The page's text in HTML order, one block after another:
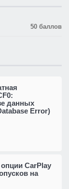
50 баллов
данных
Error)
CarPlay
на